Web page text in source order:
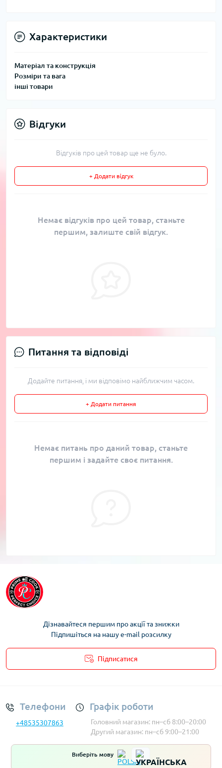
Характеристики
Матеріал та конструкція
Розміри та вага
інші товари
Відгуки
Відгуків про цей товар ще не було.
+ Додати відгук
Немає відгуків про цей товар, станьте
першим, залиште свій відгук.
Питання та відповіді
Додайте питання, і ми відповімо найближчим часом.
+ Додати питання
Немає питань про даний товар, станьте
першим і задайте своє питання.
Дізнавайтеся першим про акції та знижки
Підпишіться на нашу e-mail розсилку
Підписатися
Телефони
+48535307863
Графік роботи
Головний магазин: пн–сб 8:00–20:00
Другий магазин: пн–сб 9:00–21:00
Виберіть мову